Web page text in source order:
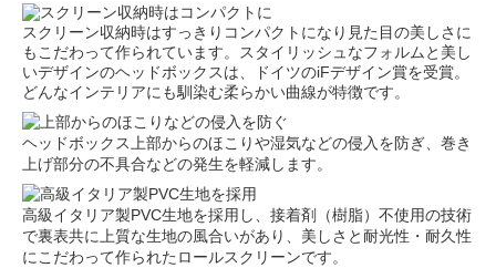
スクリーン収納時はすっきりコンパクトになり見た目の美しさに
もこだわって作られています。スタイリッシュなフォルムと美し
いデザインのヘッドボックスは、ドイツのiFデザイン賞を受賞。
どんなインテリアにも馴染む柔らかい曲線が特徴です。
ヘッドボックス上部からのほこりや湿気などの侵入を防ぎ、巻き
上げ部分の不具合などの発生を軽減します。
高級イタリア製PVC生地を採用し、接着剤（樹脂）不使用の技術
で裏表共に上質な生地の風合いがあり、美しさと耐光性・耐久性
にこだわって作られたロールスクリーンです。